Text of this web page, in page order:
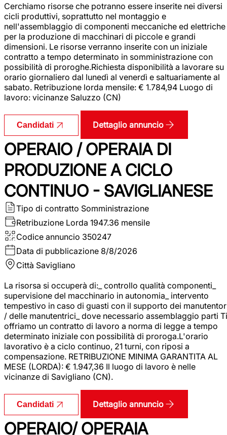
Cerchiamo risorse che potranno essere inserite nei diversi
cicli produttivi, soprattutto nel montaggio e
nell'assemblaggio di componenti meccaniche ed elettriche
per la produzione di macchinari di piccole e grandi
dimensioni. Le risorse verranno inserite con un iniziale
contratto a tempo determinato in somministrazione con
possibilità di proroghe.Richiesta disponibilità a lavorare su
orario giornaliero dal lunedì al venerdì e saltuariamente al
sabato. Retribuzione lorda mensile: € 1.784,94 Luogo di
lavoro: vicinanze Saluzzo (CN)
Candidati Dettaglio annuncio
OPERAIO / OPERAIA DI
PRODUZIONE A CICLO
CONTINUO - SAVIGLIANESE
Tipo di contratto Somministrazione
Retribuzione Lorda 1947.36 mensile
Codice annuncio 350247
Data di pubblicazione 8/8/2026
Città Savigliano
La risorsa si occuperà di:_ controllo qualità componenti_
supervisione del macchinario in autonomia_ intervento
tempestivo in caso di guasti con il supporto dei
/ delle manutentrici_ dove necessario assemblaggio parti Ti
offriamo un contratto di lavoro a norma di legge a tempo
determinato iniziale con possibilità di proroga.L'orario
lavorativo è a ciclo continuo, 21 turni, con riposi a
compensazione. RETRIBUZIONE MINIMA GARANTITA AL
MESE (LORDA): € 1.947,36 Il luogo di lavoro è nelle
vicinanze di Savigliano (CN).
Candidati Dettaglio annuncio
OPERAIO/ OPERAIA